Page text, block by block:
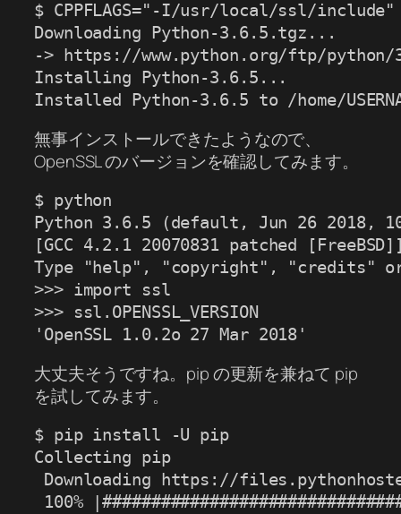
$ CPPFLAGS="-I/usr/local/ssl/
Downloading Python-3.6.5.tgz...
-> https://www.python.org/ftp/
Installing Python-3.6.5...
Installed Python-3.6.5 to /home/
無事インストールできたようなので、
OpenSSL のバージョンを確認してみます。
$ python
Python 3.6.5 (default, Jun 26 2018,
[GCC 4.2.1 20070831 patched
Type "help", "copyright", "credits"
>>> import ssl
>>> ssl.OPENSSL_VERSION
'OpenSSL 1.0.2o 27 Mar 2018'
大丈夫そうですね。pip の更新を兼ねて pip
を試してみます。
$ pip install -U pip
Collecting pip
Downloading https://
100%